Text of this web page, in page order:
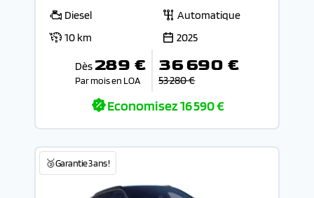
Diesel
Automatique
10 km
2025
Dès 289 €
Par mois en LOA
36 690 €
53 280 €
Economisez16 590 €
🥉Garantie 3 ans !